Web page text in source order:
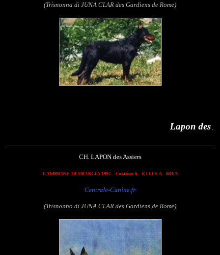
(Trisnonna di JUNA CLAR des Gardiens de Rome)
CH. LAPON des Assiers
CAMPIONE DI FRANCIA 1997- Cotation 6 - ELITE A - HD A
Centrale-Canine.fr
(Trisnonno di JUNA CLAR des Gardiens de Rome)